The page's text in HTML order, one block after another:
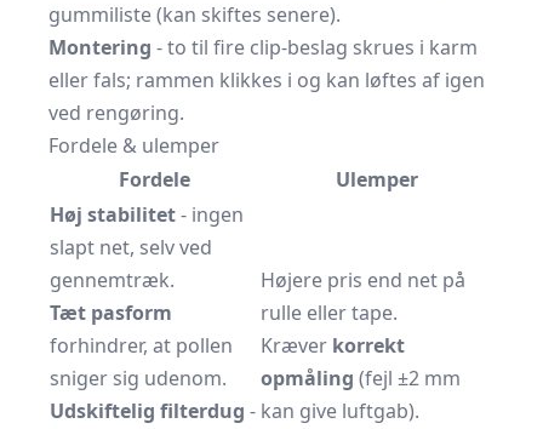
gummiliste (kan skiftes senere).
Montering - to til fire clip-beslag skrues i karm
eller fals; rammen klikkes i og kan løftes af igen
ved rengøring.
Fordele & ulemper
Fordele
Ulemper
Høj stabilitet- ingen
slapt net, selv ved
gennemtræk.
Tæt pasform
forhindrer, at pollen
sniger sig udenom.
Udskiftelig filterdug -
Højere pris end net på
rulle eller tape.
Kræver korrekt
opmåling (fejl ±2 mm
kan give luftgab).